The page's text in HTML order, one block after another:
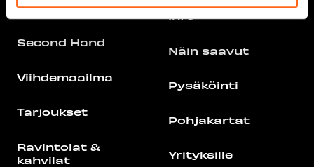
Redi
Second Hand
Viihdemaailma
Tarjoukset
Ravintolat &
kahvilat
Info
Näin saavut
Pysäköinti
Pohjakartat
Yrityksille